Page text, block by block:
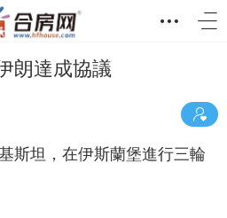
朗達成協議
斯坦，在伊斯蘭堡進行三輪